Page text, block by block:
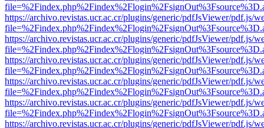
https://archivo.revistas.ucr.ac.cr/plugins/generic/pdfJsViewer/pdf.js/
https://archivo.revistas.ucr.ac.cr/plugins/generic/pdfJsViewer/pdf.js/
https://archivo.revistas.ucr.ac.cr/plugins/generic/pdfJsViewer/pdf.js/
https://archivo.revistas.ucr.ac.cr/plugins/generic/pdfJsViewer/pdf.js/
https://archivo.revistas.ucr.ac.cr/plugins/generic/pdfJsViewer/pdf.js/
https://archivo.revistas.ucr.ac.cr/plugins/generic/pdfJsViewer/pdf.js/